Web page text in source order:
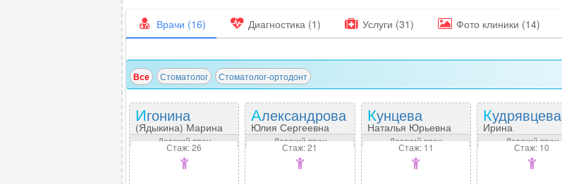
Врачи (16) Диагностика (1) Услуги (31) Фото клиники (14)
Все Стоматолог Стоматолог-ортодонт
Игонина
(Ядыкина) Марина
Александровна
Детский врач
Стаж: 26
Александрова
Юлия Сергеевна
Детский врач
Стаж: 21
Кунцева
Наталья Юрьевна
Детский врач
Стаж: 11
Кудрявцева
Ирина
Александровна
Детский врач
Стаж: 10